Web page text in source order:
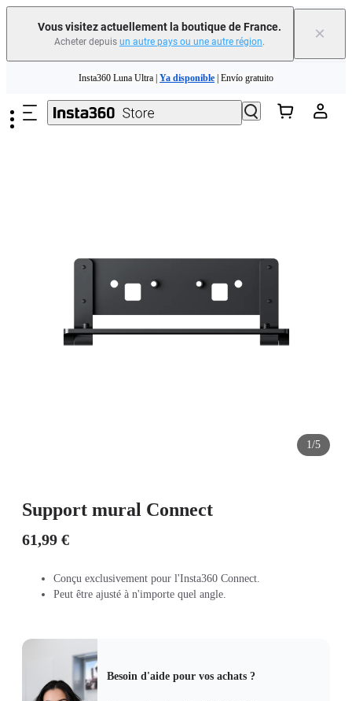
Vous visitez actuellement la boutique de France.
Acheter depuis un autre pays ou une autre région. ×
Need shopping help? | Chat with our experts now!
Insta360 Luna Ultra | Ya disponible | Envío gratuito
1/5
Support mural Connect
61,99 €
Conçu exclusivement pour l'Insta360 Connect.
Peut être ajusté à n'importe quel angle.
Besoin d'aide pour vos achats ?